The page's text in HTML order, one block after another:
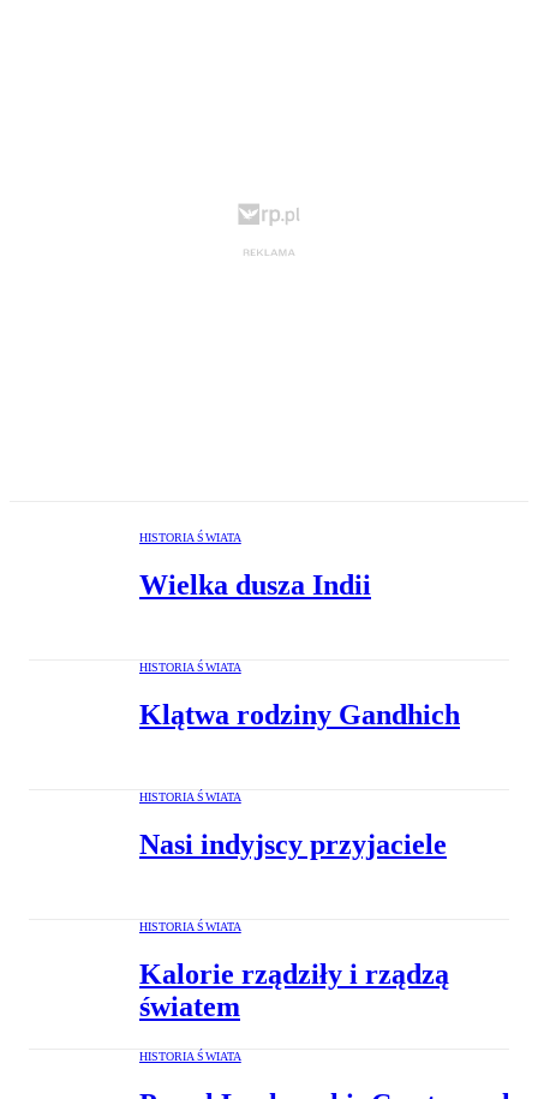
HISTORIA ŚWIATA
Wielka dusza Indii
HISTORIA ŚWIATA
Klątwa rodziny Gandhich
HISTORIA ŚWIATA
Nasi indyjscy przyjaciele
HISTORIA ŚWIATA
Kalorie rządziły i rządzą
światem
HISTORIA ŚWIATA